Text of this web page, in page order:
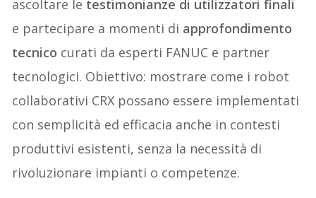
ascoltare le testimonianze di utilizzatori finali
e partecipare a momenti di approfondimento
tecnico curati da esperti FANUC e partner
tecnologici. Obiettivo: mostrare come i robot
collaborativi CRX possano essere implementati
con semplicità ed efficacia anche in contesti
produttivi esistenti, senza la necessità di
rivoluzionare impianti o competenze.